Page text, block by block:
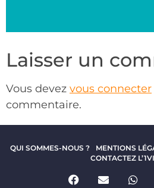
Laisser un
Vous devez vous connecter
commentaire.
QUI SOMMES-NOUS ? MENTIONS
CONTACTEZ